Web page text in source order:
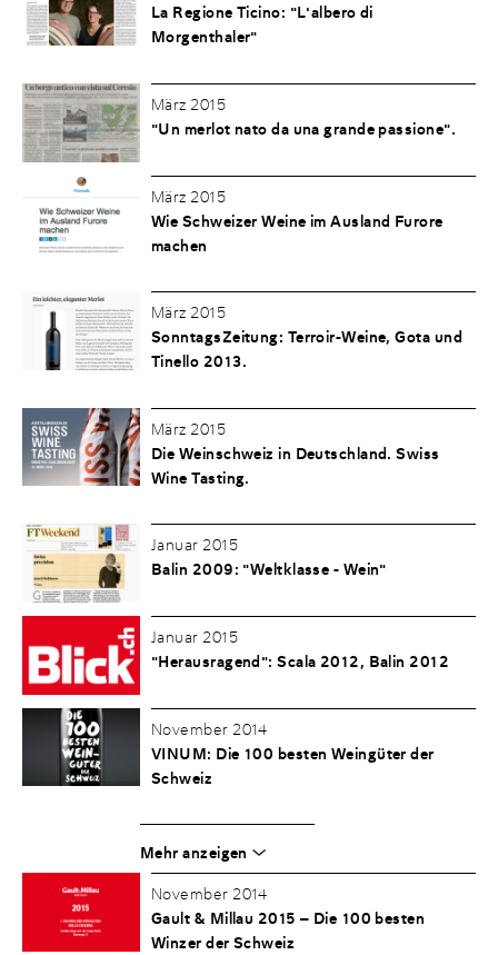
La Regione Ticino: "L'albero di
Morgenthaler"
März 2015
"Un merlot nato da una grande passione".
März 2015
Wie Schweizer Weine im Ausland Furore
machen
März 2015
SonntagsZeitung: Terroir-Weine, Gota und
Tinello 2013.
März 2015
Die Weinschweiz in Deutschland. Swiss
Wine Tasting.
Januar 2015
Balin 2009: "Weltklasse - Wein"
Januar 2015
"Herausragend": Scala 2012, Balin 2012
November 2014
VINUM: Die 100 besten Weingüter der
Schweiz
Mehr anzeigen
November 2014
Gault & Millau 2015 – Die 100 besten
Winzer der Schweiz